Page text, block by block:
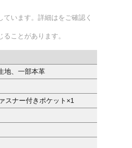
います。詳細はをご確認く
ことがあります。
地、一部本革
スナー付きポケット×1